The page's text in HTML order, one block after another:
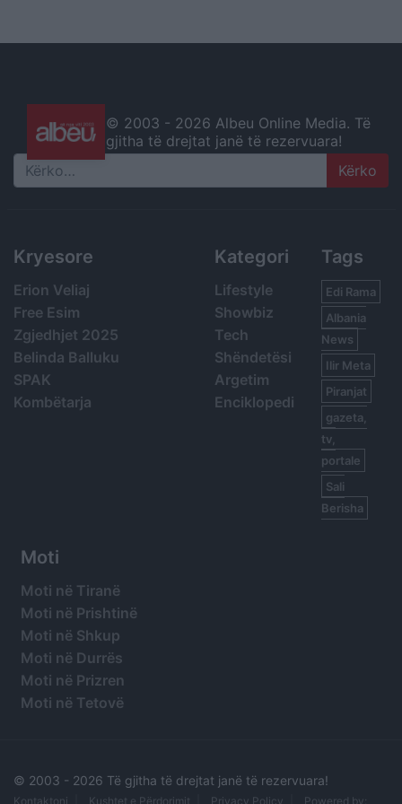
© 2003 - 2026 Albeu Online Media. Të
gjitha të drejtat janë të rezervuara!
Search
Kryesore
Erion Veliaj
Free Esim
Zgjedhjet 2025
Belinda Balluku
SPAK
Kombëtarja
Kategori
Lifestyle
Showbiz
Tech
Shëndetësi
Argetim
Enciklopedi
Tags
Edi Rama
Albania
News
Ilir Meta
Piranjat
gazeta,
tv,
portale
Sali
Berisha
Moti
Moti në Tiranë
Moti në Prishtinë
Moti në Shkup
Moti në Durrës
Moti në Prizren
Moti në Tetovë
© 2003 - 2026 Të gjitha të drejtat janë të rezervuara!
Kontaktoni Kushtet e Përdorimit Privacy Policy Powered by: